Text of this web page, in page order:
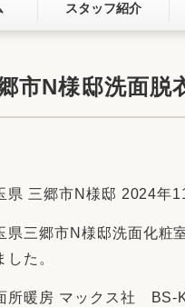
ベランダ・バルコニー
さまの声
サービス向上・品質改善の取
スタッフ紹介
市N様邸洗面脱
県 三郷市N様邸 2024年
県三郷市N様邸洗面化粧
した。
所暖房 マックス社 BS-